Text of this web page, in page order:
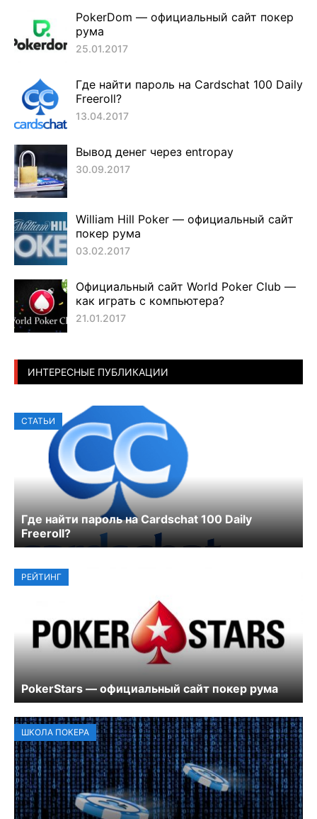
PokerDom — официальный сайт покер
рума
25.01.2017
Где найти пароль на Cardschat 100 Daily
Freeroll?
13.04.2017
Вывод денег через entropay
30.09.2017
William Hill Poker — официальный сайт
покер рума
03.02.2017
Официальный сайт World Poker Club —
как играть с компьютера?
21.01.2017
ИНТЕРЕСНЫЕ ПУБЛИКАЦИИ
СТАТЬИ
Где найти пароль на Cardschat 100 Daily
Freeroll?
РЕЙТИНГ
PokerStars — официальный сайт покер рума
ШКОЛА ПОКЕРА